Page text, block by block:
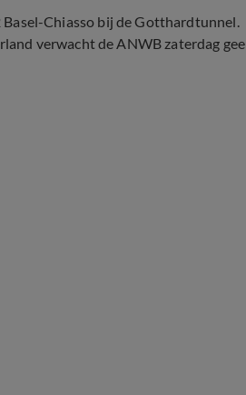
Chiasso bij de Gotthardtunnel.
verwacht de ANWB zaterdag